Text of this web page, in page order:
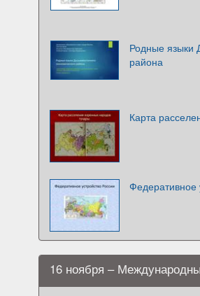
Родные языки
района
Карта
Федеративное
16 ноября –